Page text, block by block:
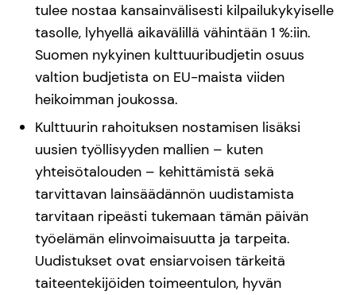
tulee nostaa kansainvälisesti kilpailukykyiselle
tasolle, lyhyellä aikavälillä vähintään 1 %:iin.
Suomen nykyinen kulttuuribudjetin osuus
valtion budjetista on EU-maista viiden
heikoimman joukossa.
Kulttuurin rahoituksen nostamisen lisäksi
uusien työllisyyden mallien – kuten
yhteisötalouden – kehittämistä sekä
tarvittavan lainsäädännön uudistamista
tarvitaan ripeästi tukemaan tämän päivän
työelämän elinvoimaisuutta ja tarpeita.
Uudistukset ovat ensiarvoisen tärkeitä
taiteentekijöiden toimeentulon, hyvän